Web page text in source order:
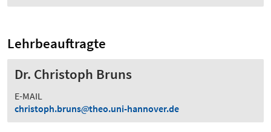
Lehrbeauftragte
Dr. Christoph Bruns
E-MAIL
christoph.bruns
theo.uni-hannover.de